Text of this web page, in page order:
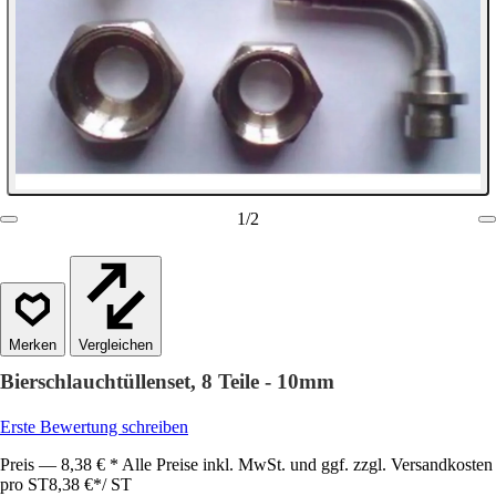
1/2
Vergleichen
Bierschlauchtüllenset, 8 Teile - 10mm
Erste Bewertung schreiben
Preis — 8,38 € * Alle Preise inkl. MwSt. und ggf. zzgl. Versandkosten
pro ST8,38 €*/ ST